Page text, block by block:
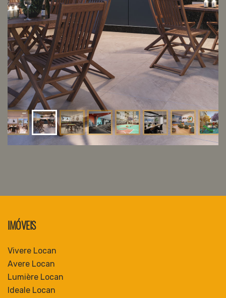
IMÓVEIS
Vivere Locan
Avere Locan
Lumière Locan
Ideale Locan